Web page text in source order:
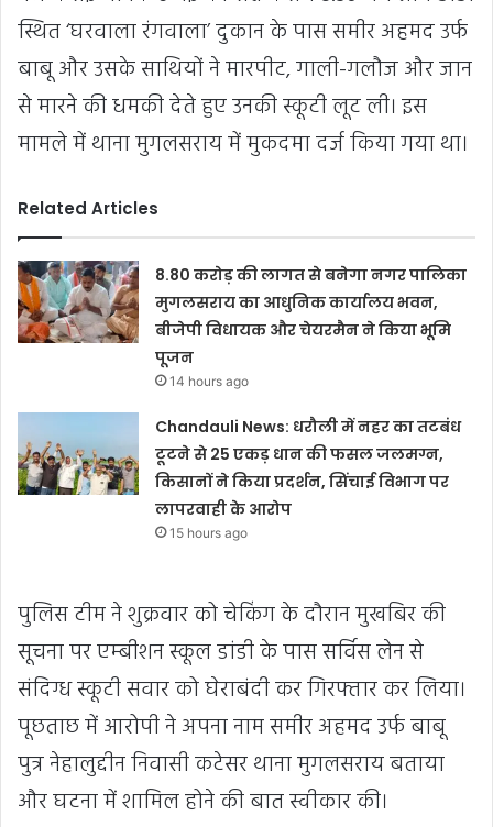
स्थित ‘घरवाला रंगवाला’ दुकान के पास समीर अहमद उर्फ
बाबू और उसके साथियों ने मारपीट, गाली-गलौज और जान
से मारने की धमकी देते हुए उनकी स्कूटी लूट ली। इस
मामले में थाना मुगलसराय में मुकदमा दर्ज किया गया था।
Related Articles
8.80 करोड़ की लागत से बनेगा नगर पालिका
मुगलसराय का आधुनिक कार्यालय भवन,
बीजेपी विधायक और चेयरमैन ने किया भूमि
पूजन
14 hours ago
Chandauli News: धरौली में नहर का तटबंध
टूटने से 25 एकड़ धान की फसल जलमग्न,
किसानों ने किया प्रदर्शन, सिंचाई विभाग पर
लापरवाही के आरोप
15 hours ago
पुलिस टीम ने शुक्रवार को चेकिंग के दौरान मुखबिर की
सूचना पर एम्बीशन स्कूल डांडी के पास सर्विस लेन से
संदिग्ध स्कूटी सवार को घेराबंदी कर गिरफ्तार कर लिया।
पूछताछ में आरोपी ने अपना नाम समीर अहमद उर्फ बाबू
पुत्र नेहालुद्दीन निवासी कटेसर थाना मुगलसराय बताया
और घटना में शामिल होने की बात स्वीकार की।